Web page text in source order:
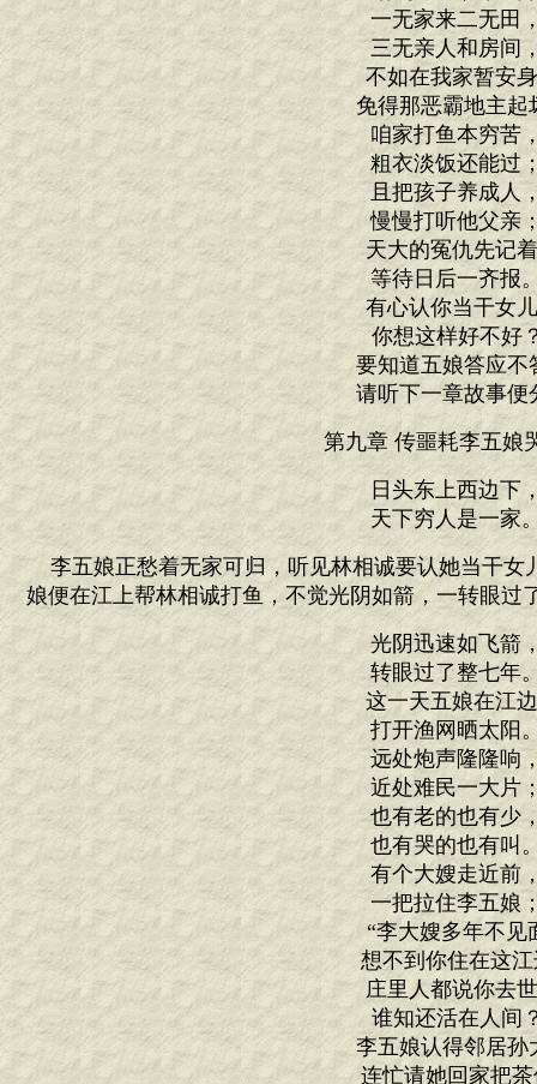
一无家来二无田
三无亲人和房间
不如在我家暂安
免得那恶霸地主起
咱家打鱼本穷苦
粗衣淡饭还能过
且把孩子养成人
慢慢打听他父亲
天大的冤仇先记
等待日后一齐报
有心认你当干女
你想这样好不好
要知道五娘答应不
请听下一章故事便
第九章 传噩耗李五娘
日头东上西边下
天下穷人是一家
李五娘正愁着无家可归，听见林相诚要认她当干女
娘便在江上帮林相诚打鱼，不觉光阴如箭，一转眼过
光阴迅速如飞箭
转眼过了整七年
这一天五娘在江
打开渔网晒太阳
远处炮声隆隆响
近处难民一大片
也有老的也有少
也有哭的也有叫
有个大嫂走近前
一把拉住李五娘
“李大嫂多年不见
想不到你住在这江
庄里人都说你去
谁知还活在人间
李五娘认得邻居孙
连忙请她回家把茶